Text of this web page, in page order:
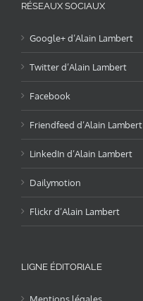
RÉSEAUX SOCIAUX
Google+ d’Alain Lambert
Twitter d’Alain Lambert
Facebook
Friendfeed d’Alain Lambert
LinkedIn d’Alain Lambert
Dailymotion
Flickr d’Alain Lambert
LIGNE ÉDITORIALE